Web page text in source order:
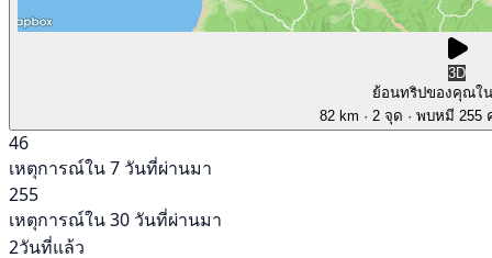
3D
ย้อนทริปของคุณใ
82 km · 2 จุด · พบหมี 255
46
เหตุการณ์ใน 7 วันที่ผ่านมา
255
เหตุการณ์ใน 30 วันที่ผ่านมา
2วันที่แล้ว